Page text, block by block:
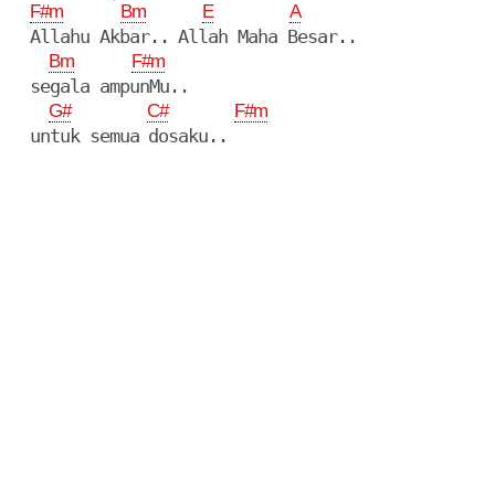
F#m Bm E A
  Allahu Akbar.. Allah Maha Besar..
Bm F#m
  segala ampunMu..
G# C# F#m